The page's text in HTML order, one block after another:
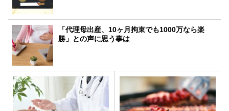
「代理母出産、10ヶ月拘束でも1000万なら楽
勝」との声に思う事は